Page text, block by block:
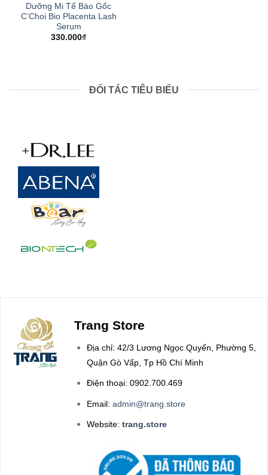
Dưỡng Mi Tế Bào Gốc
C’Choi Bio Placenta Lash
Serum
330.000₫
ĐỐI TÁC TIÊU BIỂU
Trang Store
Địa chỉ: 42/3 Lương Ngọc Quyến, Phường 5,
Quận Gò Vấp, Tp Hồ Chí Minh
Điện thoại: 0902.700.469
Email:admin@trang.store
Website:trang.store